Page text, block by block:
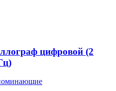
цифровой (2